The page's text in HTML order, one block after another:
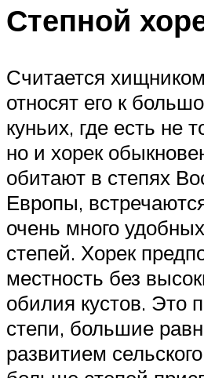
Степной
Считается
относят его к
куньих, где есть не
но и хорек
обитают в степях
Европы,
очень много
степей. Хорек
местность без
обилия кустов. Это
степи, большие
развитием